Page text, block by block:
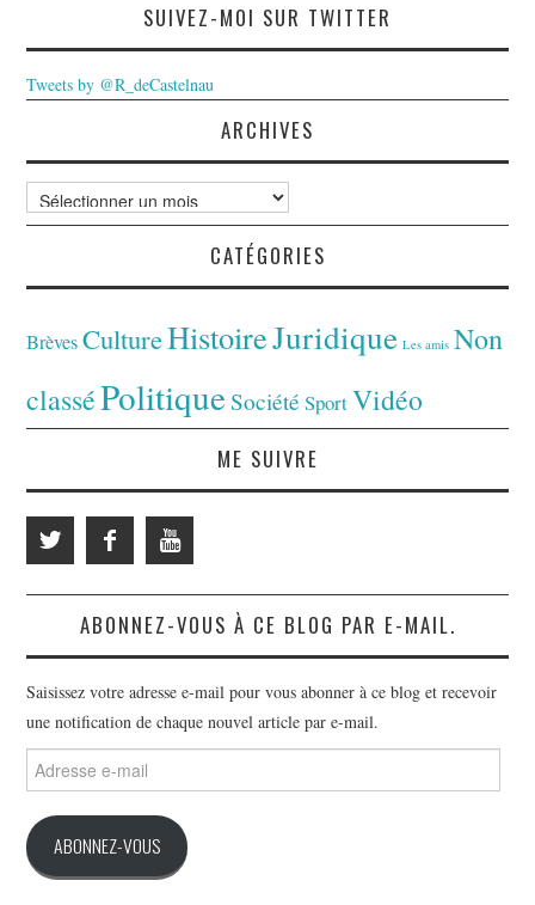
SUIVEZ-MOI SUR TWITTER
Tweets by @R_deCastelnau
ARCHIVES
Archives
CATÉGORIES
Brèves CultureHistoireJuridique Les amis Non
classéPolitiqueSociété SportVidéo
ME SUIVRE
ABONNEZ-VOUS À CE BLOG PAR E-MAIL.
Saisissez votre adresse e-mail pour vous abonner à ce blog et recevoir
une notification de chaque nouvel article par e-mail.
Adresse
e-
ABONNEZ-VOUS